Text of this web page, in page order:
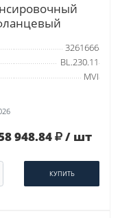
3261666
BL.230.11
MVI
948.84 / шт
КУПИТЬ